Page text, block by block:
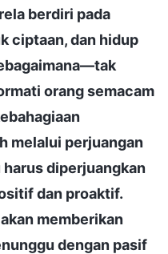
berdiri pada
ciptaan, dan hidup
orang semacam
melalui perjuangan
diperjuangkan
dan proaktif.
memberikan
dengan pasif